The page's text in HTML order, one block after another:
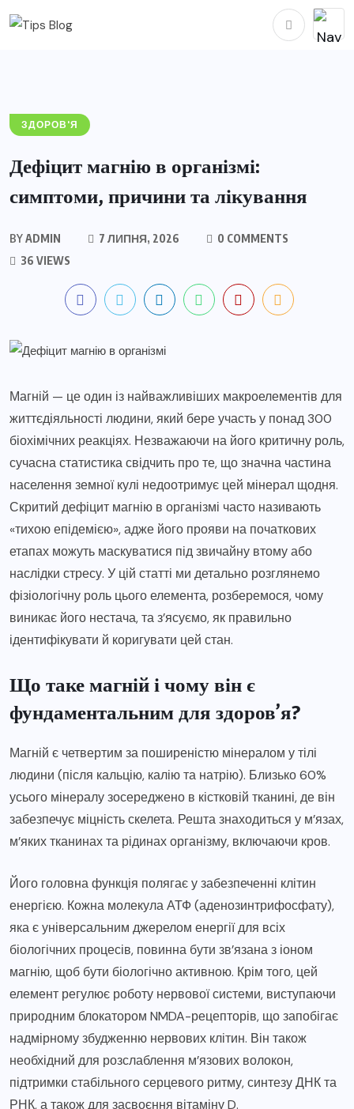
ЗДОРОВ'Я
Дефіцит магнію в організмі:
симптоми, причини та лікування
BYADMIN 7 ЛИПНЯ, 2026
0 COMMENTS
36 VIEWS
Магній — це один із найважливіших макроелементів для
життєдіяльності людини, який бере участь у понад 300
біохімічних реакціях. Незважаючи на його критичну роль,
сучасна статистика свідчить про те, що значна частина
населення земної кулі недоотримує цей мінерал щодня.
Скритий дефіцит магнію в організмі часто називають
«тихою епідемією», адже його прояви на початкових
етапах можуть маскуватися під звичайну втому або
наслідки стресу. У цій статті ми детально розглянемо
фізіологічну роль цього елемента, розберемося, чому
виникає його нестача, та з’ясуємо, як правильно
ідентифікувати й коригувати цей стан.
Що таке магній і чому він є
фундаментальним для здоров’я?
Магній є четвертим за поширеністю мінералом у тілі
людини (після кальцію, калію та натрію). Близько 60%
усього мінералу зосереджено в кістковій тканині, де він
забезпечує міцність скелета. Решта знаходиться у м’язах,
м’яких тканинах та рідинах організму, включаючи кров.
Його головна функція полягає у забезпеченні клітин
енергією. Кожна молекула АТФ (аденозинтрифосфату),
яка є універсальним джерелом енергії для всіх
біологічних процесів, повинна бути зв’язана з іоном
магнію, щоб бути біологічно активною. Крім того, цей
елемент регулює роботу нервової системи, виступаючи
природним блокатором NMDA-рецепторів, що запобігає
надмірному збудженню нервових клітин. Він також
необхідний для розслаблення м’язових волокон,
підтримки стабільного серцевого ритму, синтезу ДНК та
РНК, а також для засвоєння вітаміну D.